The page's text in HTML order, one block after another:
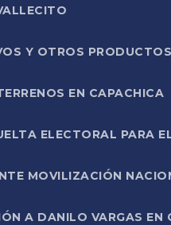
Y OTROS
EN CAPACHICA
ELECTORAL PARA
MOVILIZACIÓN
A DANILO VARGAS EN